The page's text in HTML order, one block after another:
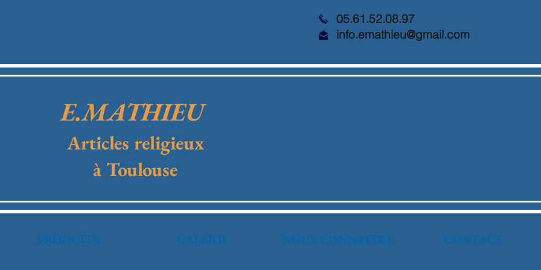
05.61.52.08.97
info.emathieu@gmail.com
E.MATHIEU
Articles religieux
à Toulouse
PRODUITS GALERIE NOUS CONNAITRE CONTACT